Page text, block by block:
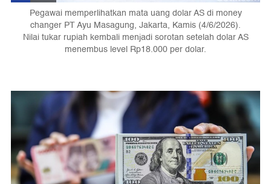
Pegawai memperlihatkan mata uang dolar AS di money
changer PT Ayu Masagung, Jakarta, Kamis (4/6/2026).
Nilai tukar rupiah kembali menjadi sorotan setelah dolar AS
menembus level Rp18.000 per dolar.